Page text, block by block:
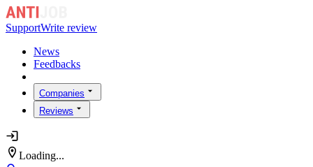
SupportWrite review
News
Feedbacks
Companies
Reviews
Loading...